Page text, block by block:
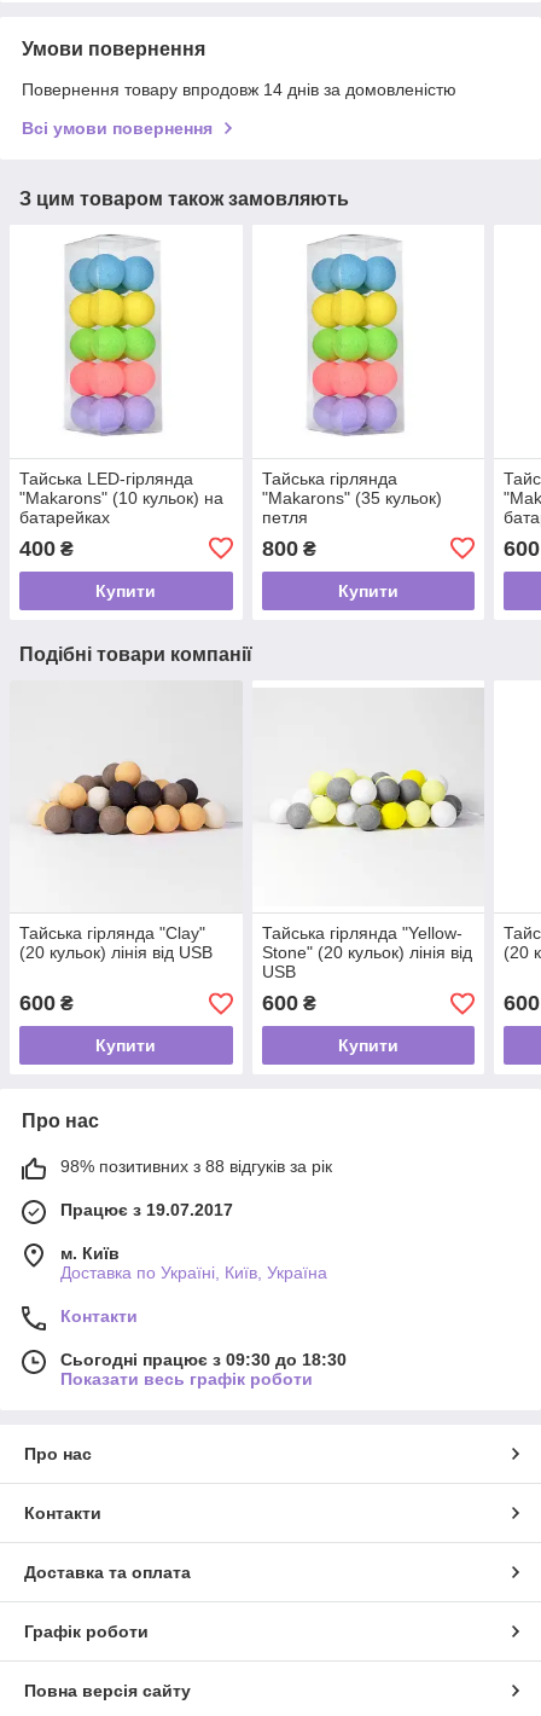
Умови повернення
Повернення товару впродовж 14 днів за домовленістю
Всі умови повернення
З цим товаром також замовляють
Тайська LED-гірлянда
"Makarons" (10 кульок) на
батарейках
400 ₴
Купити
Тайська гірлянда
"Makarons" (35 кульок)
петля
800₴
Купити
600
Подібні товари компанії
Тайська гірлянда "Clay"
(20 кульок) лінія від USB
600 ₴
Купити
Тайська гірлянда "Yellow-
Stone" (20 кульок) лінія від
USB
600₴
Купити
(20
600
Про нас
98% позитивних з 88 відгуків за рік
Працює з 19.07.2017
м. Київ
Доставка по Україні, Київ, Україна
Контакти
Сьогодні працює з 09:30 до 18:30
Показати весь графік роботи
Про нас
Контакти
Доставка та оплата
Графік роботи
Повна версія сайту